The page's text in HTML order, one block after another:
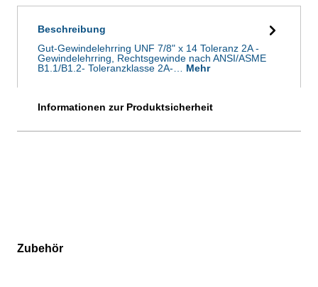
Beschreibung
Gut-Gewindelehrring UNF 7/8" x 14 Toleranz 2A -
Gewindelehrring, Rechtsgewinde nach ANSI/ASME
B1.1/B1.2- Toleranzklasse 2A-… Mehr
Informationen zur Produktsicherheit
Produktgalerie überspringen
Zubehör